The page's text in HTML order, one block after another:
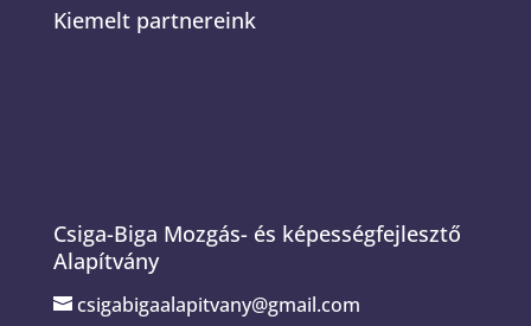
Kiemelt partnereink
Csiga-Biga Mozgás- és képességfejlesztő
Alapítvány
csigabigaalapitvany@gmail.com